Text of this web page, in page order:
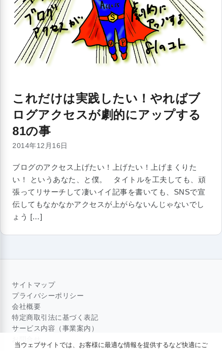
これだけは実践したい！やればブ
ログアクセスが劇的にアップする
81の事
2014年12月16日
ブログのアクセス上げたい！上げたい！上げまくりた
い！ というあなた、と僕。 タイトルを工夫しても、頑
張ってリサーチして凄いイイ記事を書いても、SNSで宣
伝してもなかなかアクセスが上がらないんじゃないでし
ょう […]
サイトマップ
プライバシーポリシー
会社概要
特定商取引法に基づく表記
サービス内容（事業案内）
当ウェブサイトでは、お客様に最適な情報を提供するなど快適にご